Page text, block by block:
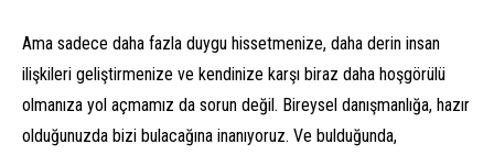
Ama sadece daha fazla duygu hissetmenize, daha derin insan
ilişkileri geliştirmenize ve kendinize karşı biraz daha hoşgörülü
olmanıza yol açmamız da sorun değil. Bireysel danışmanlığa, hazır
olduğunuzda bizi bulacağına inanıyoruz. Ve bulduğunda,